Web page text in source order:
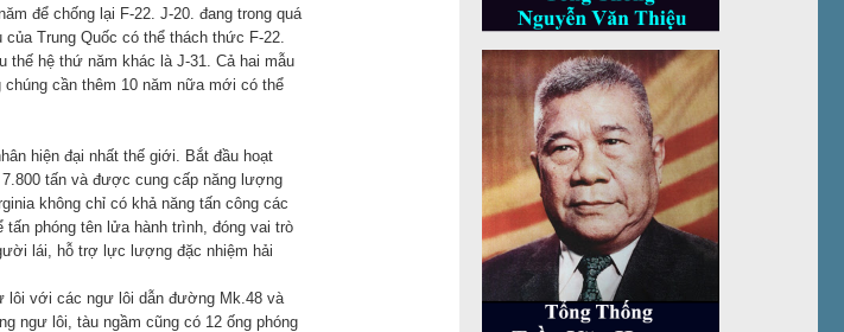
để chống lại F-22. J-20. đang trong quá
Trung Quốc có thể thách thức F-22.
thế hệ thứ năm khác là J-31. Cả hai mẫu
cần thêm 10 năm nữa mới có thể
hiện đại nhất thế giới. Bắt đầu hoạt
tấn và được cung cấp năng lượng
không chỉ có khả năng tấn công các
phóng tên lửa hành trình, đóng vai trò
lái, hỗ trợ lực lượng đặc nhiệm hải
lôi với các ngư lôi dẫn đường Mk.48 và
ngư lôi, tàu ngầm cũng có 12 ống phóng